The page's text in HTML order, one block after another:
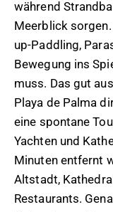
während
Meerblick
up-Paddling,
Bewegung ins
muss. Das gut
Playa de Palma
eine spontane
Yachten und
Minuten entfernt
Altstadt,
Restaurants.